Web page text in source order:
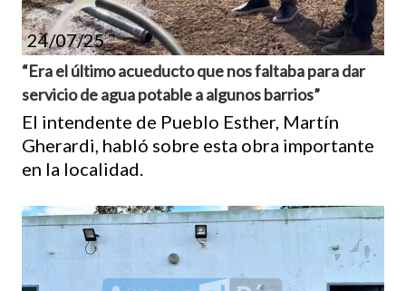
24/07/25
“Era el último acueducto que nos faltaba para dar
servicio de agua potable a algunos barrios”
El intendente de Pueblo Esther, Martín
Gherardi, habló sobre esta obra importante
en la localidad.